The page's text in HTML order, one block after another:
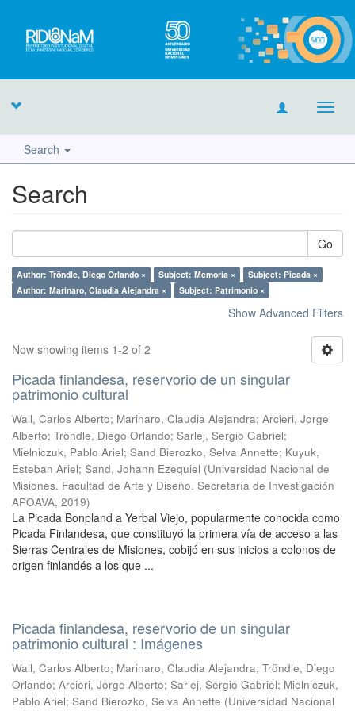
Search
Search
Go
Author: Tröndle, Diego Orlando × Subject: Memoria ×
Subject: Picada ×
Author: Marinaro, Claudia Alejandra ×
Subject: Patrimonio ×
Show Advanced Filters
Now showing items 1-2 of 2
Picada finlandesa, reservorio de un singular
patrimonio cultural
Wall, Carlos Alberto; Marinaro, Claudia Alejandra; Arcieri, Jorge
Alberto; Tröndle, Diego Orlando; Sarlej, Sergio Gabriel;
Mielniczuk, Pablo Ariel; Sand Bierozko, Selva Annette; Kuyuk,
Esteban Ariel; Sand, Johann Ezequiel (Universidad Nacional de
Misiones. Facultad de Arte y Diseño. Secretaría de Investigación
APOAVA, 2019)
La Picada Bonpland a Yerbal Viejo, popularmente conocida como
Picada Finlandesa, que constituyó la primera vía de acceso a las
Sierras Centrales de Misiones, cobijó en sus inicios a colonos de
origen finlandés a los que ...
Picada finlandesa, reservorio de un singular
patrimonio cultural : Imágenes
Wall, Carlos Alberto; Marinaro, Claudia Alejandra; Tröndle, Diego
Orlando; Arcieri, Jorge Alberto; Sarlej, Sergio Gabriel; Mielniczuk,
Pablo Ariel; Sand Bierozko, Selva Annette (Universidad Nacional